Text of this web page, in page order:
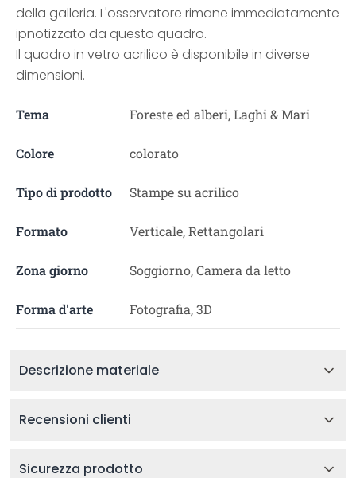
della galleria. L'osservatore rimane immediatamente
ipnotizzato da questo quadro.
Il quadro in vetro acrilico è disponibile in diverse
dimensioni.
Tema Foreste ed alberi, Laghi & Mari
Colore colorato
Tipo di prodotto Stampe su acrilico
Formato Verticale, Rettangolari
Zona giorno Soggiorno, Camera da letto
Forma d'arte Fotografia, 3D
Descrizione materiale
Recensioni clienti
Sicurezza prodotto